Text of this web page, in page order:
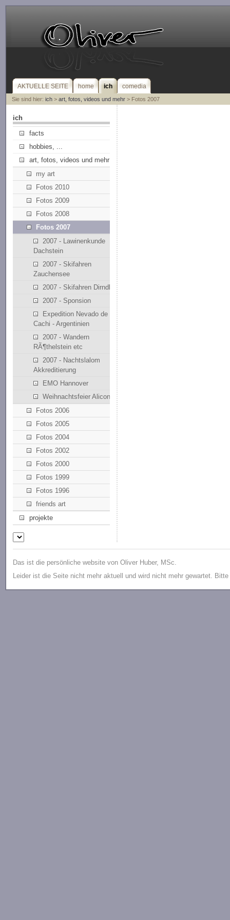
AKTUELLE SEITE home ich comedia
Sie sind hier: ich> art, fotos, videos und mehr> Fotos 2007
ich
facts
hobbies, ...
art, fotos, videos und mehr
my art
Fotos 2010
Fotos 2009
Fotos 2008
Fotos 2007
2007 - Lawinenkunde
Dachstein
2007 - Skifahren
Zauchensee
2007 - Skifahren Dirndllift
2007 - Sponsion
Expedition Nevado de
Cachi - Argentinien
2007 - Wandern
RÃ¶thelstein etc
2007 - Nachtslalom
Akkreditierung
EMO Hannover
Weihnachtsfeier Alicona
Fotos 2006
Fotos 2005
Fotos 2004
Fotos 2002
Fotos 2000
Fotos 1999
Fotos 1996
friends art
projekte
Das ist die persönliche website von Oliver Huber, MSc.
Leider ist die Seite nicht mehr aktuell und wird nicht mehr gewartet.